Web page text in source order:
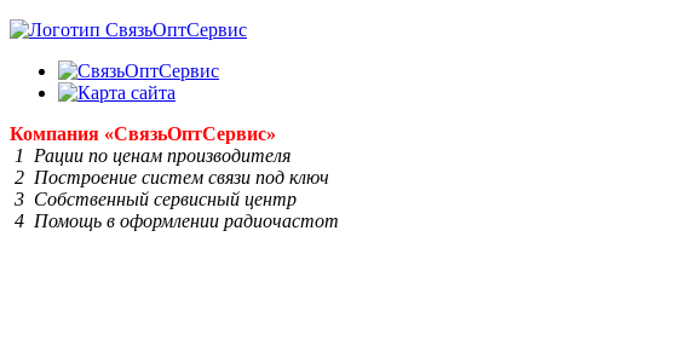
Компания «СвязьОптСервис»
1 Рации по ценам производителя
2 Построение систем связи под ключ
3 Собственный сервисный центр
4 Помощь в оформлении радиочастот